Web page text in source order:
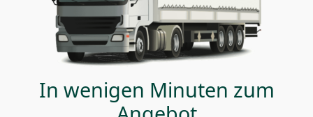
In wenigen Minuten zum